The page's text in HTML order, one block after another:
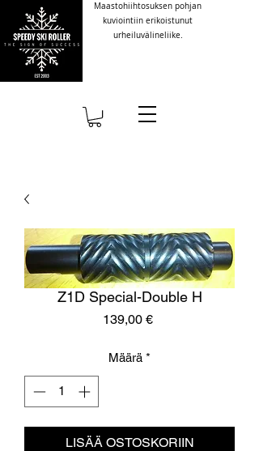
Maastohiihtosuksen pohjan
kuviointiin erikoistunut
urheiluvälineliike.
Z1D Special-Double H
139,00 €Hinta
Määrä *
LISÄÄ OSTOSKORIIN